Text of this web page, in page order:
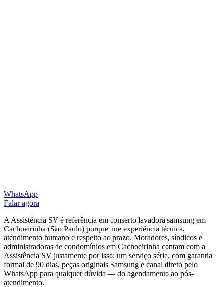
WhatsApp
Falar agora
A Assistência SV é referência em conserto lavadora samsung em
Cachoeirinha (São Paulo) porque une experiência técnica,
atendimento humano e respeito ao prazo. Moradores, síndicos e
administradoras de condomínios em Cachoeirinha contam com a
Assistência SV justamente por isso: um serviço sério, com garantia
formal de 90 dias, peças originais Samsung e canal direto pelo
WhatsApp para qualquer dúvida — do agendamento ao pós-
atendimento.